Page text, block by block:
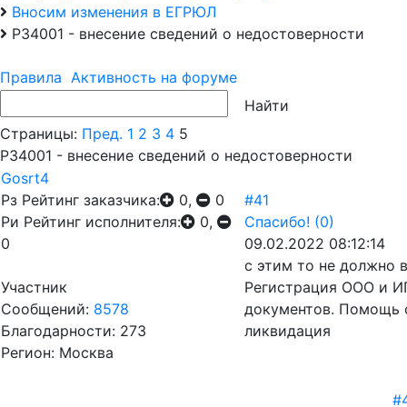
Вносим изменения в ЕГРЮЛ
Р34001 - внесение сведений о недостоверности
Правила Активность на форуме
Страницы: Пред. 1 2 3 4 5
Р34001 - внесение сведений о недостоверности
Gosrt4
Рз Рейтинг заказчика: 0,
0
Ри Рейтинг исполнителя:
0,
0
Участник
Сообщений: 8578
Благодарности: 273
Регион: Москва
#41
Спасибо! (0)
09.02.2022 08:12:14
с этим то не должно
Регистрация ООО и
документов. Помощь
ликвидация